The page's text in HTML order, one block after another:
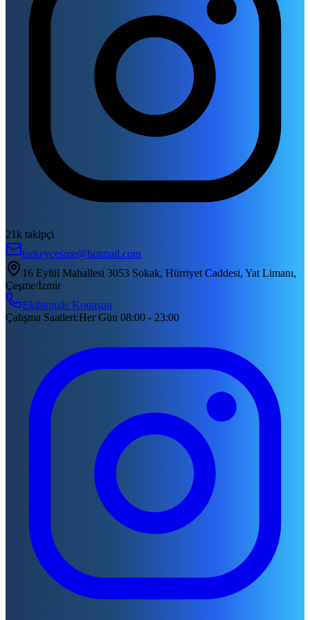
21k takipçi
turkeycesme@hotmail.com
16 Eylül Mahallesi 3053 Sokak, Hürriyet Caddesi, Yat Limanı,
Çeşme/İzmir
Ekibimizle Konuşun
Çalışma Saatleri:Her Gün 08:00 - 23:00